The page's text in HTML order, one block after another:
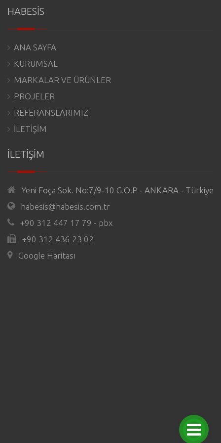
HABESİS
ANA SAYFA
KURUMSAL
MARKALAR VE ÜRÜNLER
PROJELER
REFERANSLARIMIZ
İLETİŞİM
İLETİŞİM
Yeni Foça Sok. No:7/9-10 G.O.P - ANKARA - Türkiye
habesis@habesis.com.tr
+90 312 447 17 79 - pbx
+90 312 436 23 02
Google Haritası